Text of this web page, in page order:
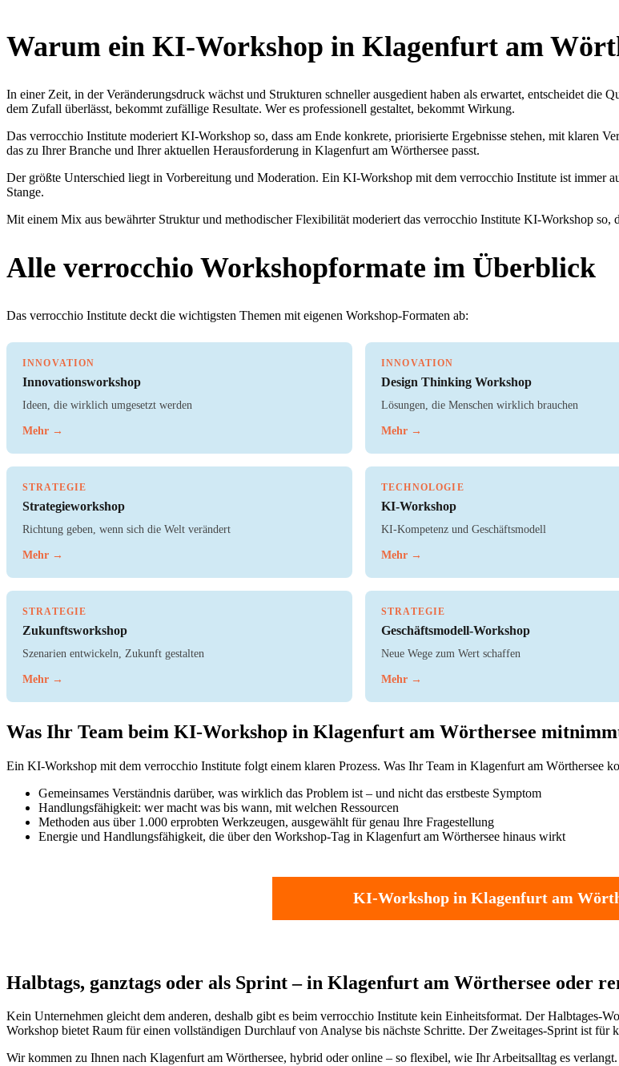
Warum ein KI-Workshop in Klagenfurt am
In einer Zeit, in der Veränderungsdruck wächst und Strukturen schneller ausgedient haben als erwartet, entscheidet
dem Zufall überlässt, bekommt zufällige Resultate. Wer es professionell gestaltet, bekommt Wirkung.
Das verrocchio Institute moderiert KI-Workshop so, dass am Ende konkrete, priorisierte Ergebnisse stehen, mit klaren
das zu Ihrer Branche und Ihrer aktuellen Herausforderung in Klagenfurt am Wörthersee passt.
Der größte Unterschied liegt in Vorbereitung und Moderation. Ein KI-Workshop mit dem verrocchio Institute ist immer
Stange.
Mit einem Mix aus bewährter Struktur und methodischer Flexibilität moderiert das verrocchio Institute KI-Workshop so,
Alle verrocchio Workshopformate im Überblick
Das verrocchio Institute deckt die wichtigsten Themen mit eigenen Workshop-Formaten ab:
INNOVATION
Innovationsworkshop
Ideen, die wirklich umgesetzt werden
Mehr →
INNOVATION
Design Thinking Workshop
Lösungen, die Menschen wirklich brauchen
Mehr →
STRATEGIE
Strategieworkshop
Richtung geben, wenn sich die Welt verändert
Mehr →
TECHNOLOGIE
KI-Workshop
KI-Kompetenz und Geschäftsmodell
Mehr →
STRATEGIE
Zukunftsworkshop
Szenarien entwickeln, Zukunft gestalten
Mehr →
STRATEGIE
Geschäftsmodell-Workshop
Neue Wege zum Wert schaffen
Mehr →
Was Ihr Team beim KI-Workshop in Klagenfurt am Wörthersee
Ein KI-Workshop mit dem verrocchio Institute folgt einem klaren Prozess. Was Ihr Team in Klagenfurt am Wörthersee
Gemeinsames Verständnis darüber, was wirklich das Problem ist – und nicht das erstbeste Symptom
Handlungsfähigkeit: wer macht was bis wann, mit welchen Ressourcen
Methoden aus über 1.000 erprobten Werkzeugen, ausgewählt für genau Ihre Fragestellung
Energie und Handlungsfähigkeit, die über den Workshop-Tag in Klagenfurt am Wörthersee hinaus wirkt
KI-Workshop in Klagenfurt am
Halbtags, ganztags oder als Sprint – in Klagenfurt am Wörthersee oder
Kein Unternehmen gleicht dem anderen, deshalb gibt es beim verrocchio Institute kein Einheitsformat. Der Halbtages-
Workshop bietet Raum für einen vollständigen Durchlauf von Analyse bis nächste Schritte. Der Zweitages-Sprint ist für
Wir kommen zu Ihnen nach Klagenfurt am Wörthersee, hybrid oder online – so flexibel, wie Ihr Arbeitsalltag es